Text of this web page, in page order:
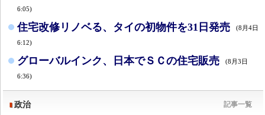
6:05)
住宅改修リノベる、タイの初物件を31日発売 (8月4日
6:12)
グローバルインク、日本でＳＣの住宅販売 (8月3日
6:36)
政治 記事一覧